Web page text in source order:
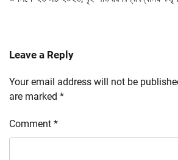
Leave a Reply
Your email address will not be
are marked *
Comment *